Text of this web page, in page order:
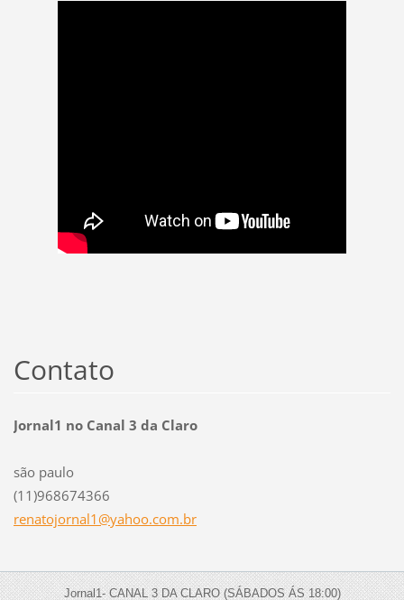
Contato
Jornal1 no Canal 3 da Claro
são paulo
(11)968674366
renatojornal1@yahoo.com.br
Jornal1- CANAL 3 DA CLARO (SÁBADOS ÁS 18:00)